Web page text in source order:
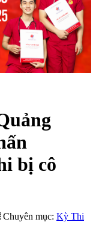
bị cô
Chuyên mục: Kỳ Thi